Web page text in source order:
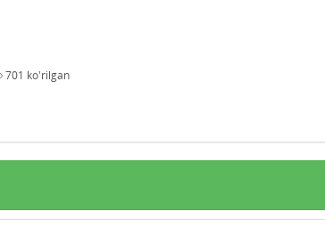
701 ko'rilgan